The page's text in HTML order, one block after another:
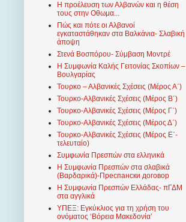
Η προέλευση των Αλβανών και η θέση
τους στην Οθωμα...
Πώς και πότε οι Αλβανοί
εγκαταστάθηκαν στα Βαλκάνια- Σλαβική
άποψη
Στενά Βοσπόρου- Σύμβαση Μοντρέ
Η Συμφωνία Καλής Γειτονίας Σκοπίων –
Βουλγαρίας
Τουρκο – Αλβανικές Σχέσεις (Mέρος Α΄)
Τουρκο-Αλβανικές Σχέσεις (Μέρος Β΄)
Τουρκο-Αλβανικές Σχέσεις (Μέρος Γ΄)
Τουρκο-Αλβανικές Σχέσεις (Μέρος Δ΄)
Τουρκο-Αλβανικές Σχέσεις (Μέρος Ε΄-
τελευταίο)
Συμφωνία Πρεσπών στα ελληνικά
Η Συμφωνία Πρεσπών στα σλαβικά
(Βαρδαρικά)-Преспански договор
Η Συμφωνία Πρεσπών Ελλάδας- πΓΔΜ
στα αγγλικά
ΥΠΕΞ: Εγκύκλιος για τη χρήση του
ονόματος ‘Βόρεια Μακεδονία’